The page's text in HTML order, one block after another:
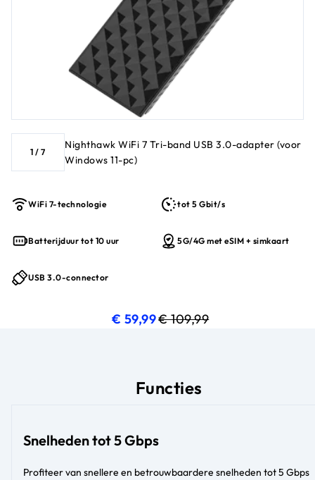
1 /7
Nighthawk WiFi 7 Tri-band USB 3.0-adapter (voor
Windows 11-pc)
WiFi 7-technologie tot 5 Gbit/s
Batterijduur tot 10 uur 5G/4G met eSIM + simkaart
USB 3.0-connector
€ 59,99huidige prijs € 59,99
€ 109,99oorspronkelijke prijs
Functies
Snelheden tot 5 Gbps
Profiteer van snellere en betrouwbaardere snelheden tot 5 Gbps